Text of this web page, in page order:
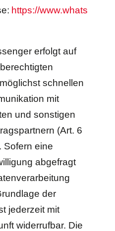
https://www.whats
erfolgt auf
schnellen
mit
und sonstigen
(Art. 6
Sofern eine
abgefragt
der
jederzeit mit
widerrufbar. Die